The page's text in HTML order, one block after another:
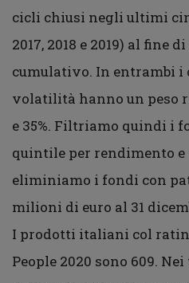
cicli chiusi negli ultimi
2017, 2018 e 2019) al fine
cumulativo. In entrambi i
volatilità hanno un peso
e 35%. Filtriamo quindi i
quintile per rendimento
eliminiamo i fondi con
milioni di euro al 31
I prodotti italiani col
People 2020 sono 609.